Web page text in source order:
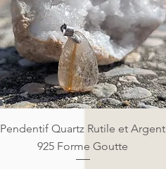
Aperçu rapide
Pendentif Quartz Rutile et Argent
925 Forme Goutte